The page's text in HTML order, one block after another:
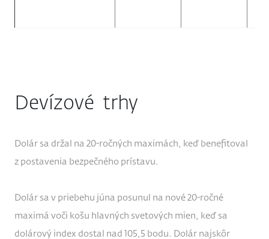
Devízové trhy
Dolár sa držal na 20-ročných maximách, keď benefitoval
z postavenia bezpečného prístavu.
Dolár sa v priebehu júna posunul na nové 20-ročné
maximá voči košu hlavných svetových mien, keď sa
dolárový index dostal nad 105,5 bodu. Dolár najskôr